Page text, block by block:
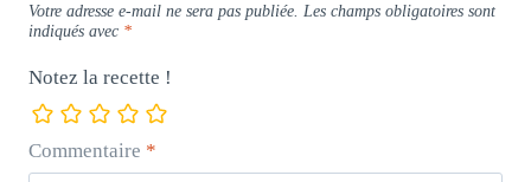
Votre adresse e-mail ne sera pas publiée. Les champs obligatoires sont
indiqués avec *
Notez la recette !
Commentaire *